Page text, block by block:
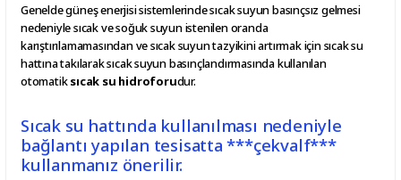
Genelde güneş enerjisi sistemlerinde sıcak suyun basınçsız gelmesi
nedeniyle sıcak ve soğuk suyun istenilen oranda
karıştırılamamasından ve sıcak suyun tazyikini artırmak için sıcak su
hattına takılarak sıcak suyun basınçlandırmasında kullanılan
otomatiksıcak su hidroforudur.
Sıcak su hattında kullanılması nedeniyle
bağlantı yapılan tesisatta ***çekvalf***
kullanmanız önerilir.